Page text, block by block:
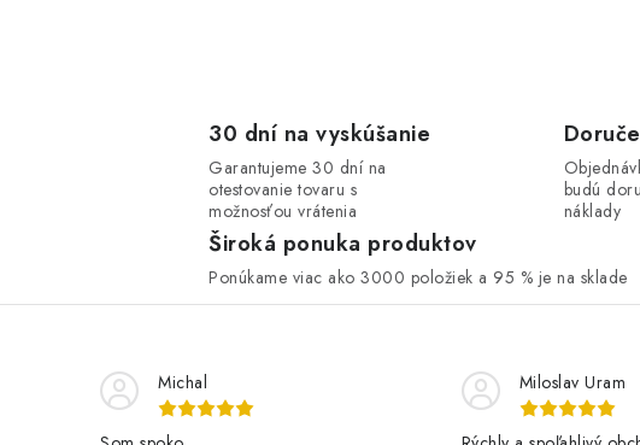
30 dní na vyskúšanie
Garantujeme 30 dní na
otestovanie tovaru s
možnosťou vrátenia
budú
náklady
Široká ponuka produktov
Ponúkame viac ako 3000 položiek a 95 % je na sklade
Michal Miloslav Uram